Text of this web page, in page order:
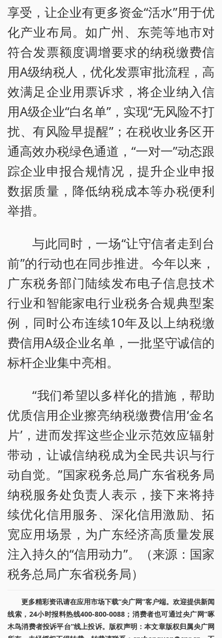
享受，让企业有更多资金“活水”用于优
化产业布局。如广州、东莞等地市对
符合发票额度调增要求的纳税缴费信
用A级纳税人，优化发票审批流程，高
效满足企业用票诉求，将企业纳入信
用A级企业“白名单”，实现“无风险不打
扰、有风险早提醒”；在税收业务区开
通高效办税绿色通道，“一对一”动态跟
踪企业申报合规情况，提升企业申报
数据质量，降低纳税成本等办税便利
举措。
与此同时，一场“让守信者走到台
前”的行动也在同步推进。今年以来，
广东税务部门陆续发布电子信息技术
行业和智能家电行业税务合规典型案
例，同时公布连续10年及以上纳税缴
费信用A级企业名单，一批坚守诚信的
标杆企业集中亮相。
“我们希望以多样化的措施，帮助
优质信用企业擦亮纳税缴费信用‘金名
片’，进而发挥这些企业示范效应辐射
带动，让诚信纳税成为全民共识与行
动自觉。”国家税务总局广东省税务局
纳税服务处负责人表示，接下来将持
续优化信用服务、深化信用激励、拓
宽应用场景，为广东经济高质量发展
注入持久的“信用动力”。（来源：国家
税务总局广东省税务局）
更多精彩资讯请在应用市场下载“央广网”客户端。欢迎提供新闻
线索，24小时报料热线400-800-0088；消费者也可通过央广网“啄
木鸟消费者投诉平台”线上投诉。版权声明：本文章版权归属央广网